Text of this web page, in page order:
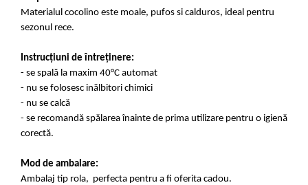
Materialul cocolino este moale, pufos si calduros, ideal pentru
sezonul rece.
Instrucțiuni de întreținere:
- se spală la maxim 40°C automat
- nu se folosesc inălbitori chimici
- nu se calcă
- se recomandă spălarea înainte de prima utilizare pentru o igienă
corectă.
Mod de ambalare:
Ambalaj tip rola, perfecta pentru a fi oferita cadou.